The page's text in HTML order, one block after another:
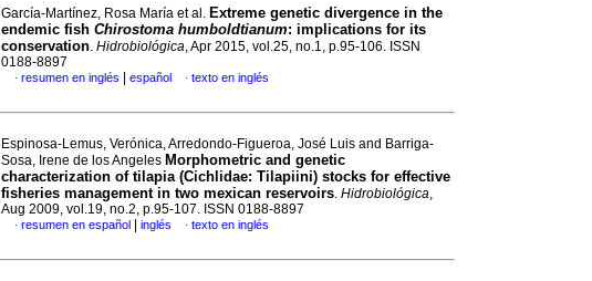
García-Martínez, Rosa María et al. Extreme genetic divergence in the
endemic fish Chirostoma humboldtianum: implications for its
conservation. Hidrobiológica, Apr 2015, vol.25, no.1, p.95-106. ISSN
0188-8897
· resumen en inglés español · texto en inglés
Espinosa-Lemus, Verónica, Arredondo-Figueroa, José Luis and Barriga-
Sosa, Irene de los Angeles Morphometric and genetic
characterization of tilapia (Cichlidae: Tilapiini) stocks for effective
fisheries management in two mexican reservoirs. Hidrobiológica,
Aug 2009, vol.19, no.2, p.95-107. ISSN 0188-8897
· resumen en español inglés · texto en inglés